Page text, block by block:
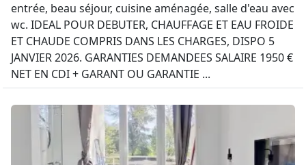
entrée, beau séjour, cuisine aménagée, salle d'eau avec
wc. IDEAL POUR DEBUTER, CHAUFFAGE ET EAU FROIDE
ET CHAUDE COMPRIS DANS LES CHARGES, DISPO 5
JANVIER 2026. GARANTIES DEMANDEES SALAIRE 1950 €
NET EN CDI + GARANT OU GARANTIE ...